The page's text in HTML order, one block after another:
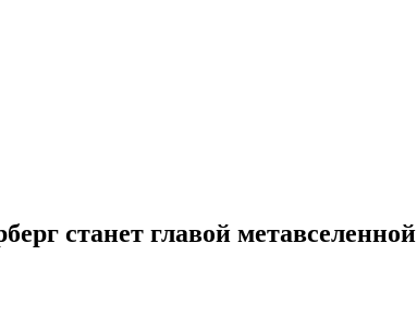
станет главой метавселенной